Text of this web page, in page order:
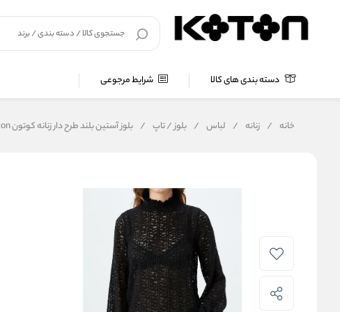
دسته بندی های کالا شرایط مرجوعی
خانه / زنانه / لباس / بلوز / تاپ / بلوز آستین بلند طرح دار زنانه کوتون Koton کد 5WAK80009EK